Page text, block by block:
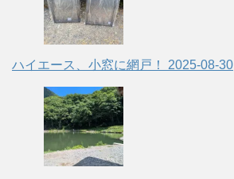
ハイエース、小窓に網戸！ 2025-08-30